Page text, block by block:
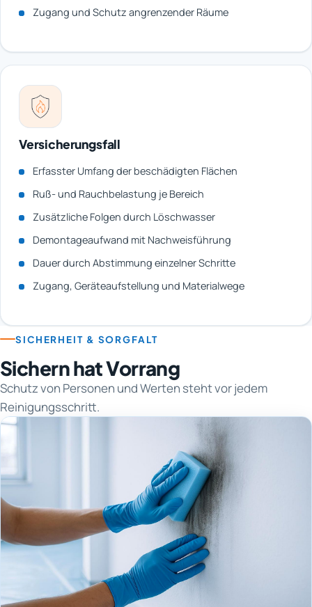
Zugang und Schutz angrenzender Räume
Versicherungsfall
Erfasster Umfang der beschädigten Flächen
Ruß- und Rauchbelastung je Bereich
Zusätzliche Folgen durch Löschwasser
Demontageaufwand mit Nachweisführung
Dauer durch Abstimmung einzelner Schritte
Zugang, Geräteaufstellung und Materialwege
SICHERHEIT & SORGFALT
Sichern hat Vorrang
Schutz von Personen und Werten steht vor jedem
Reinigungsschritt.